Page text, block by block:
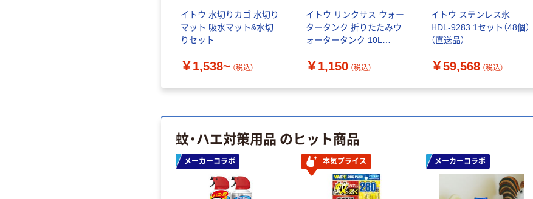
イトウ 水切りカゴ 水切り
マット 吸水マット&水切
りセット
￥1,538~ （税込）
イトウ リンクサス ウォー
タータンク 折りたたみウ
ォータータンク 10L
1098（直送品）
￥1,150 （税込）
イトウ ステンレス氷
HDL-9283 1セット（48個）
（直送品）
￥59,568 （税込）
蚊・ハエ対策用品 のヒット商品
メーカーコラボ 本気プライス メーカーコラボ